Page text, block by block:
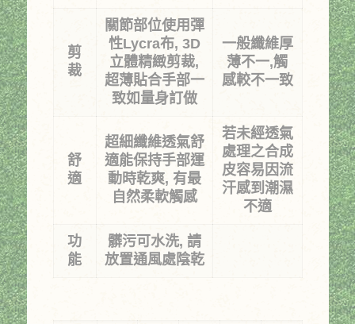
剪
裁
關節部位使用彈
性Lycra布, 3D
立體精緻剪裁,
超薄貼合手部一
致如量身訂做
一般纖維厚
薄不一,觸
感較不一致
舒
適
超細纖維透氣舒
適能保持手部運
動時乾爽, 有最
自然柔軟觸感
若未經透氣
處理之合成
皮容易因流
汗感到潮濕
不適
功
能
髒污可水洗, 請
放置通風處陰乾